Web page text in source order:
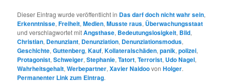
Dieser Eintrag wurde veröffentlicht in Das darf doch nicht wahr sein,
Erkenntnisse,Freiheit,Medien,Musste raus, Überwachungsstaat
und verschlagwortet mitAngsthase, Bedeutungslosigkeit, Bild,
Christian, Denunziant, Denunziation, Denunziationsmodus,
Geschichte,Guttenberg,Kauf,Kollateralschäden,panik,polizei,
Protagonist,Schweiger,Stephanie,Tatort,Terrorist, Udo Nagel,
Wahrheitsgehalt,Werbepartner,Xavier NaidoovonHolger.
Permanenter Link zum Eintrag.